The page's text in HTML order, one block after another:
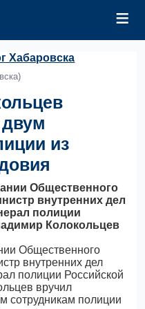
≡
Хабаровска
из
Общественного
внутренних дел
полиции
Колокольцев
Общественного
внутренних дел
полиции Российской
вручил
сотрудникам полиции